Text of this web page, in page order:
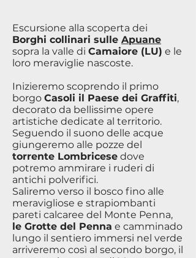
Escursione alla scoperta dei
Borghi collinari sulle Apuane
sopra la valle di Camaiore (LU) e le
loro meraviglie nascoste.
Inizieremo scoprendo il primo
borgo Casoli il Paese dei Graffiti,
decorato da bellissime opere
artistiche dedicate al territorio.
Seguendo il suono delle acque
giungeremo alle pozze del
torrente Lombricese dove
potremo ammirare i ruderi di
antichi polverifici.
Saliremo verso il bosco fino alle
meravigliose e strapiombanti
pareti calcaree del Monte Penna,
le Grotte del Penna e camminado
lungo il sentiero immersi nel verde
arriveremo così al secondo borgo, il